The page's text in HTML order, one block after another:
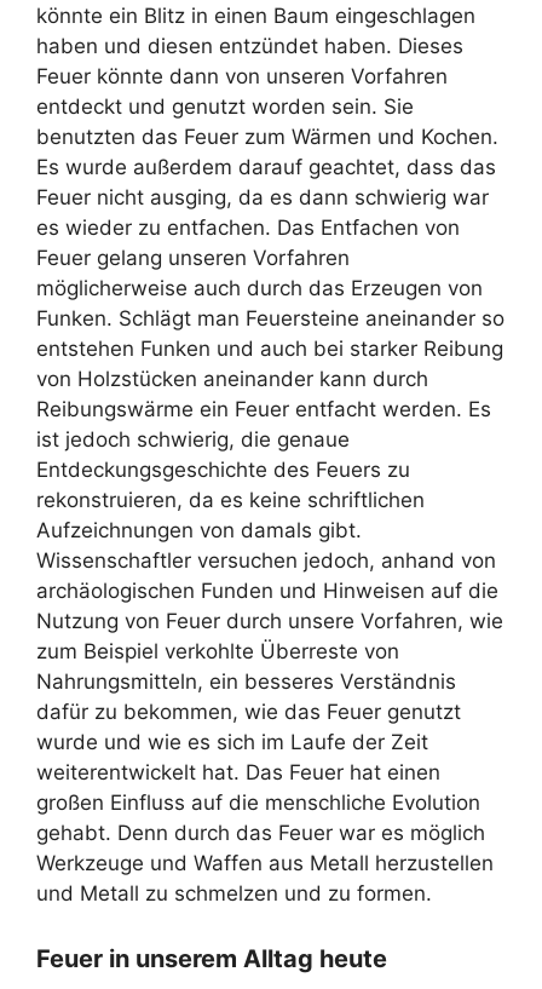
könnte ein Blitz in einen Baum eingeschlagen
haben und diesen entzündet haben. Dieses
Feuer könnte dann von unseren Vorfahren
entdeckt und genutzt worden sein. Sie
benutzten das Feuer zum Wärmen und Kochen.
Es wurde außerdem darauf geachtet, dass das
Feuer nicht ausging, da es dann schwierig war
es wieder zu entfachen. Das Entfachen von
Feuer gelang unseren Vorfahren
möglicherweise auch durch das Erzeugen von
Funken. Schlägt man Feuersteine aneinander so
entstehen Funken und auch bei starker Reibung
von Holzstücken aneinander kann durch
Reibungswärme ein Feuer entfacht werden. Es
ist jedoch schwierig, die genaue
Entdeckungsgeschichte des Feuers zu
rekonstruieren, da es keine schriftlichen
Aufzeichnungen von damals gibt.
Wissenschaftler versuchen jedoch, anhand von
archäologischen Funden und Hinweisen auf die
Nutzung von Feuer durch unsere Vorfahren, wie
zum Beispiel verkohlte Überreste von
Nahrungsmitteln, ein besseres Verständnis
dafür zu bekommen, wie das Feuer genutzt
wurde und wie es sich im Laufe der Zeit
weiterentwickelt hat. Das Feuer hat einen
großen Einfluss auf die menschliche Evolution
gehabt. Denn durch das Feuer war es möglich
Werkzeuge und Waffen aus Metall herzustellen
und Metall zu schmelzen und zu formen.
Feuer in unserem Alltag heute